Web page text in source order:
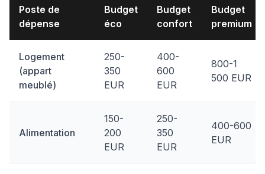
Poste de
dépense
Budget
éco
Budget
confort
Budget
premium
Logement
(appart
meublé)
250-
350
EUR
400-
600
EUR
800-1
500 EUR
Alimentation
150-
200
EUR
250-
350
EUR
400-600
EUR